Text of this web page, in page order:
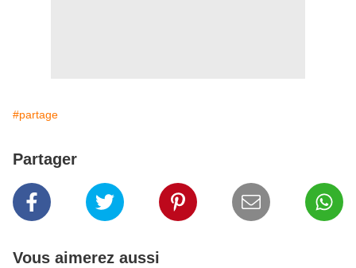
#partage
Partager
Vous aimerez aussi